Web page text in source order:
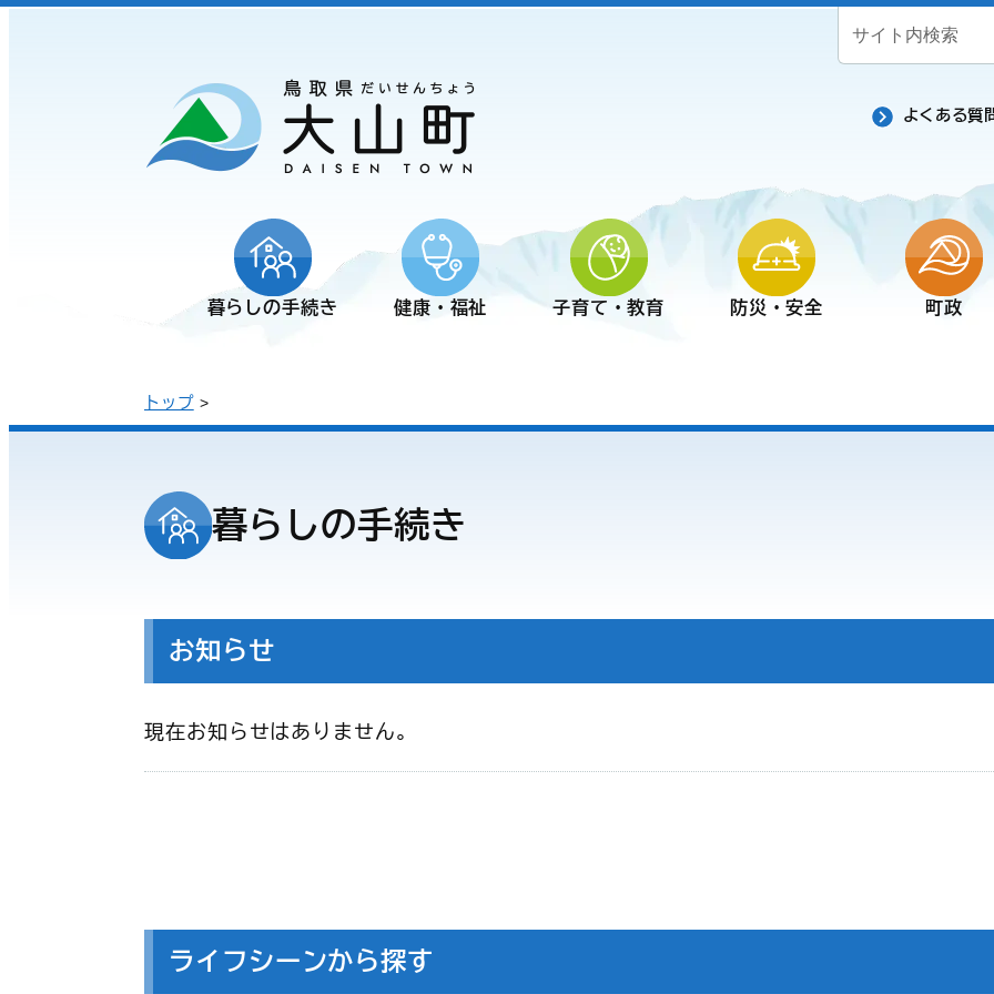
よくある質
暮らしの手続き 健康・福祉 子育て・教育 防災・安全 町政
トップ>
暮らしの手続き
お知らせ
現在お知らせはありません。
ライフシーンから探す